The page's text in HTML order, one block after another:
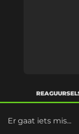
Er gaat iets mis...